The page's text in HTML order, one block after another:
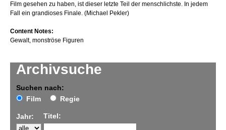
Archivsuche
Suchen nach:
Film
Regie
Jahr: Titel:
Film gesehen zu haben, ist dieser letzte Teil der menschlichste. In jedem
Fall ein grandioses Finale. (Michael Pekler)
Content Notes:
Gewalt, monströse Figuren